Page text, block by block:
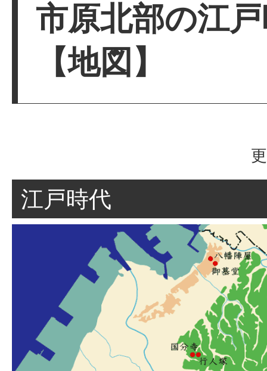
市原北部の江
【地図】
江戸時代